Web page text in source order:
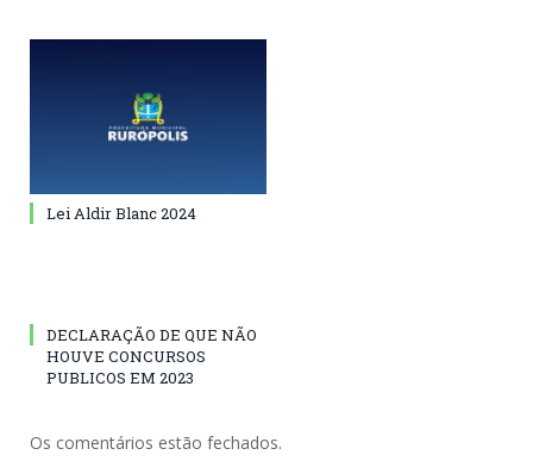
Lei Aldir Blanc 2024
DECLARAÇÃO DE QUE NÃO
HOUVE CONCURSOS
PUBLICOS EM 2023
Os comentários estão fechados.